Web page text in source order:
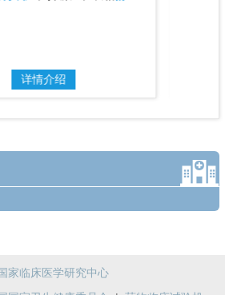
详情介绍
家临床医学研究中心